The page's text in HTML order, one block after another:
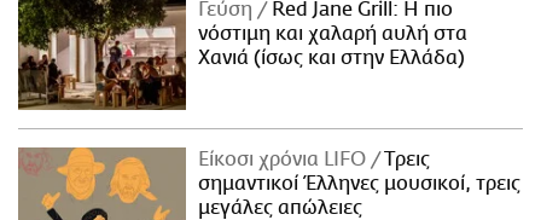
Γεύση
Red Jane Grill: Η πιο
νόστιμη και χαλαρή αυλή στα
Χανιά (ίσως και στην Ελλάδα)
Είκοσι χρόνια LIFO
Tρεις
σημαντικοί Έλληνες μουσικοί, τρεις
μεγάλες απώλειες